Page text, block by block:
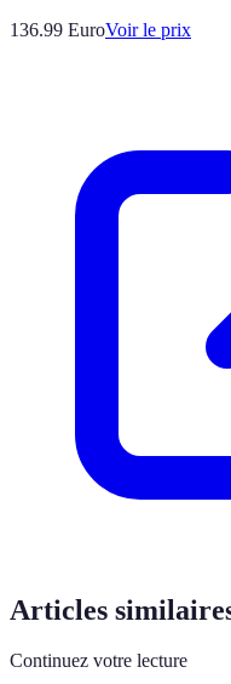
136.99 EuroVoir le prix
Articles
Continuez votre lecture